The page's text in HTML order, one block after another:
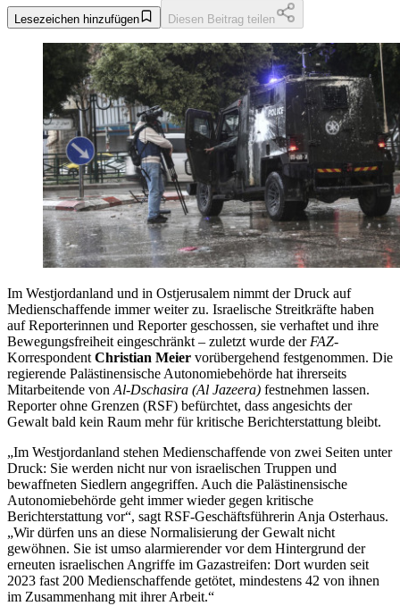
Lesezeichen hinzufügen Diesen Beitrag teilen
Im Westjordanland und in Ostjerusalem nimmt der Druck auf
Medienschaffende immer weiter zu. Israelische Streitkräfte haben
auf Reporterinnen und Reporter geschossen, sie verhaftet und ihre
Bewegungsfreiheit eingeschränkt – zuletzt wurde derFAZ-
KorrespondentChristian Meier vorübergehend festgenommen. Die
regierende Palästinensische Autonomiebehörde hat ihrerseits
Mitarbeitende vonAl-Dschasira (Al Jazeera) festnehmen lassen.
Reporter ohne Grenzen (RSF) befürchtet, dass angesichts der
Gewalt bald kein Raum mehr für kritische Berichterstattung bleibt.
„Im Westjordanland stehen Medienschaffende von zwei Seiten unter
Druck: Sie werden nicht nur von israelischen Truppen und
bewaffneten Siedlern angegriffen. Auch die Palästinensische
Autonomiebehörde geht immer wieder gegen kritische
Berichterstattung vor“, sagt RSF-Geschäftsführerin Anja Osterhaus.
„Wir dürfen uns an diese Normalisierung der Gewalt nicht
gewöhnen. Sie ist umso alarmierender vor dem Hintergrund der
erneuten israelischen Angriffe im Gazastreifen: Dort wurden seit
2023 fast 200 Medienschaffende getötet, mindestens 42 von ihnen
im Zusammenhang mit ihrer Arbeit.“